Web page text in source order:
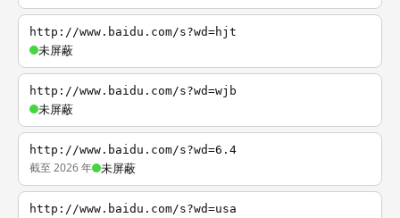
http://www.baidu.com/s?wd=hjt
未屏蔽
http://www.baidu.com/s?wd=wjb
未屏蔽
http://www.baidu.com/s?wd=6.4
截至 2026 年 未屏蔽
http://www.baidu.com/s?wd=usa